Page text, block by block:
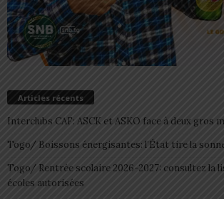
Articles récents
Interclubs CAF: ASCK et ASKO face à deux gros
Togo/ Boissons énergisantes: l’État tire la
Togo/ Rentrée scolaire 2026-2027: consultez la
écoles autorisées